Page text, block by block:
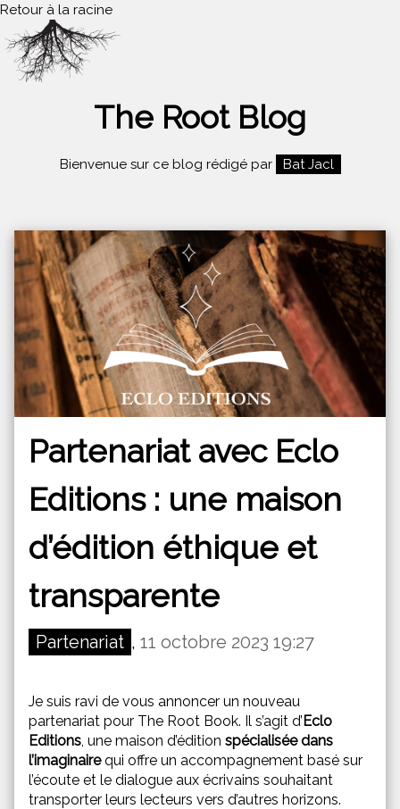
Retour à la racine
The Root Blog
Bienvenue sur ce blog rédigé par Bat Jacl
Partenariat avec Eclo
Editions : une maison
d’édition éthique et
transparente
Partenariat , 11 octobre 2023 19:27
Je suis ravi de vous annoncer un nouveau
partenariat pour The Root Book. Il s’agit d’Eclo
Editions, une maison d’édition spécialisée dans
l’imaginairequi offre un accompagnement basé sur
l’écoute et le dialogue aux écrivains souhaitant
transporter leurs lecteurs vers d’autres horizons.